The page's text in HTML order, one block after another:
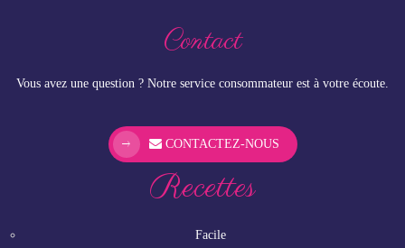
Contact
Vous avez une question ? Notre service consommateur est à votre écoute.
CONTACTEZ-NOUS
Recettes
Facile